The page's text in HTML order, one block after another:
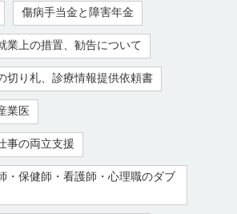
傷病手当金と障害年金
業上の措置、勧告について
切り札、診療情報提供依頼書
業医
事の両立支援
・保健師・看護師・心理職のダブ